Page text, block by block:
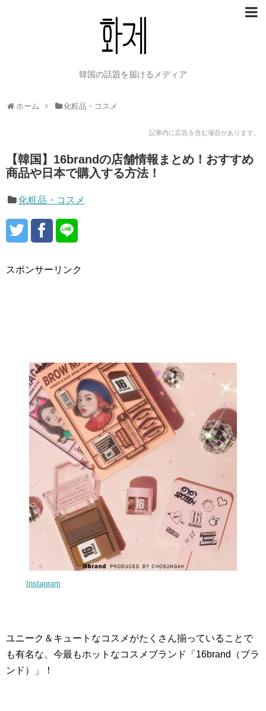
韓国の話題を届けるメディア
ホーム 化粧品・コスメ
記事内に広告を含む場合があります。
【韓国】16brandの店舗情報まとめ！おすすめ
商品や日本で購入する方法！
化粧品・コスメ
スポンサーリンク
Instagram
ユニーク＆キュートなコスメがたくさん揃っていることで
も有名な、今最もホットなコスメブランド「16brand（ブラ
ンド）」！